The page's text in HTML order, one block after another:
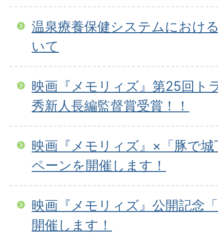
温泉療養保健システムにおけ
いて
映画『メモリィズ』第25回ト
秀新人長編監督賞受賞！！
映画『メモリィズ』×「豚で
ペーンを開催します！
映画『メモリィズ』公開記念
開催します！